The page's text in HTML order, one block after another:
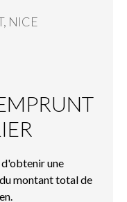
NICE
une
montant total de